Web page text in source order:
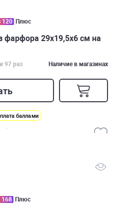
120 Плюс
фарфора 29х19,5х6 см на
97 раз Наличие в магазинах
баллами
168 Плюс